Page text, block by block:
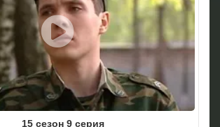
15 сезон 9 серия